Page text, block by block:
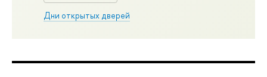
Дни открытых дверей